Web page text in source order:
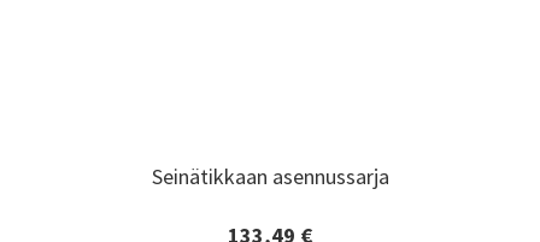
Seinätikkaan asennussarja
133,49 €
Seinätikkaan asennussarja